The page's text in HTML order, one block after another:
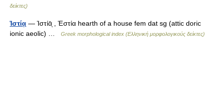
δείκτες)
Ἱστίᾳ — Ἱστίᾱͅ , Ἑστία hearth of a house fem dat sg (attic doric
ionic aeolic) …
Greek morphological index (Ελληνική μορφολογικούς δείκτες)